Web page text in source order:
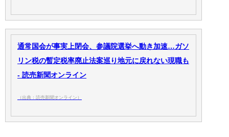
通常国会が事実上閉会、参議院選挙へ動き加速…ガソ
リン税の暫定税率廃止法案巡り地元に戻れない現職も
- 読売新聞オンライン
（出典：読売新聞オンライン）